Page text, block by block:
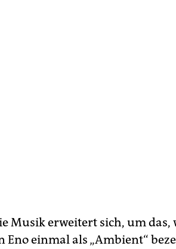
Musik erweitert sich, um das,
Eno einmal als „Ambient“